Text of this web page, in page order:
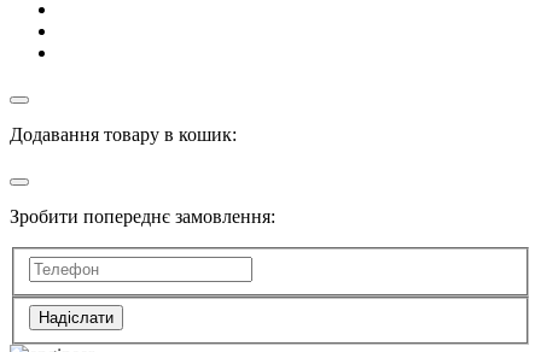
Додавання товару в кошик:
Зробити попереднє замовлення:
Надіслати